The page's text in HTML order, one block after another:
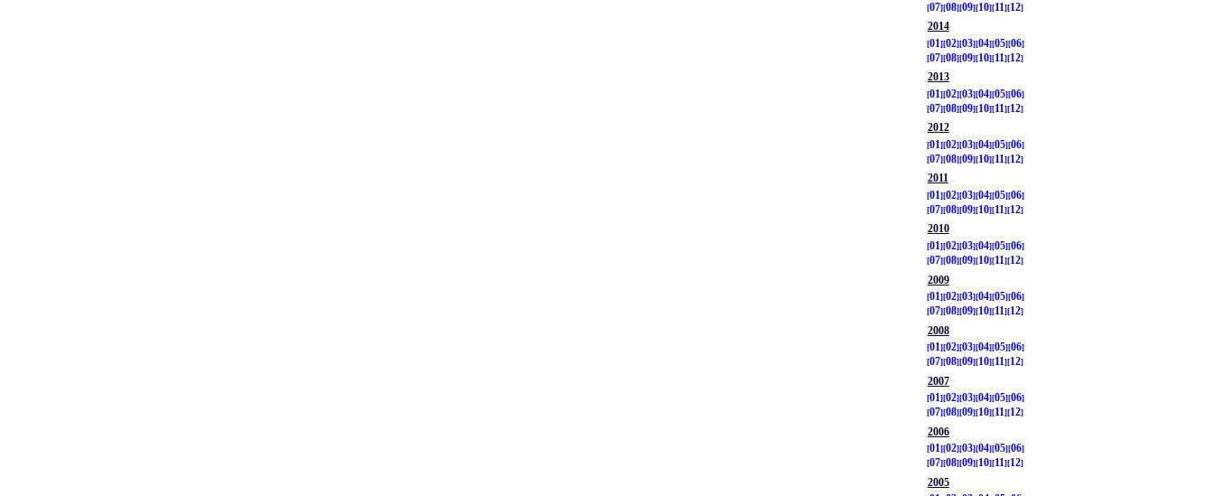
07 08 09 10 11
12
2014
01
02 03 04 05 06
07 08 09 10 11
12
2013
01
02 03 04 05 06
07 08 09 10 11
12
2012
01
02 03 04 05 06
07 08 09 10 11
12
2011
01
02 03 04 05 06
07 08 09 10 11
12
2010
01
02 03 04 05 06
07 08 09 10 11
12
2009
01
02 03 04 05 06
07 08 09 10 11
12
2008
01
02 03 04 05 06
07 08 09 10 11
12
2007
01
02 03 04 05 06
07 08 09 10 11
12
2006
01
02 03 04 05 06
07 08 09 10 11
12
2005